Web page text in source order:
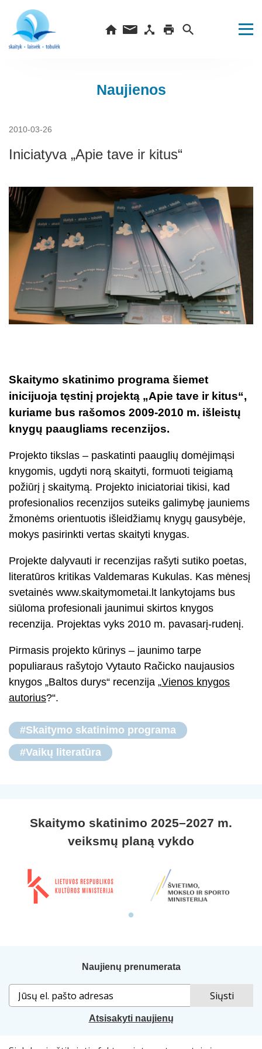
Naujienos
2010-03-26
Iniciatyva „Apie tave ir kitus“
Skaitymo skatinimo programa šiemet
inicijuoja tęstinį projektą „Apie tave ir kitus“,
kuriame bus rašomos 2009-2010 m. išleistų
knygų paaugliams recenzijos.
Projekto tikslas – paskatinti paauglių domėjimąsi
knygomis, ugdyti norą skaityti, formuoti teigiamą
požiūrį į skaitymą. Projekto iniciatoriai tikisi, kad
profesionalios recenzijos suteiks galimybę jauniems
žmonėms orientuotis išleidžiamų knygų gausybėje,
mokys pasirinkti vertas skaityti knygas.
Projekte dalyvauti ir recenzijas rašyti sutiko poetas,
literatūros kritikas Valdemaras Kukulas. Kas mėnesį
svetainės www.skaitymometai.lt lankytojams bus
siūloma profesionali jaunimui skirtos knygos
recenzija. Projektas vyks 2010 m. pavasarį-rudenį.
Pirmasis projekto kūrinys – jaunimo tarpe
populiaraus rašytojo Vytauto Račicko naujausios
knygos „Baltos durys“ recenzija „Vienos knygos
autorius?“.
#Skaitymo skatinimo programa
#Vaikų literatūra
Skaitymo skatinimo 2025–2027 m.
veiksmų planą vykdo
Naujienų prenumerata
Atsisakyti naujienų